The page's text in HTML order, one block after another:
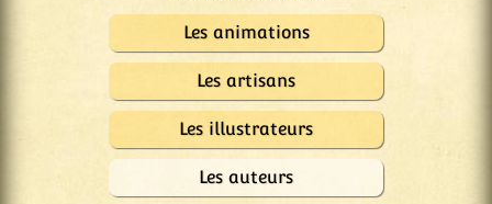
Les animations
Les artisans
Les illustrateurs
Les auteurs